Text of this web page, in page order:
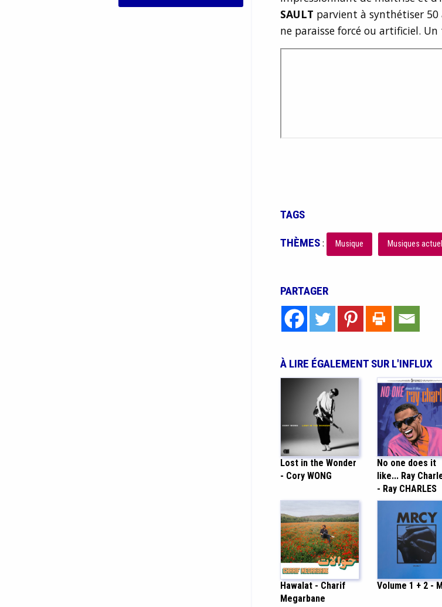
SAULT parvient à synthétiser 50
ne paraisse forcé ou artificiel. Un
TAGS
THÈMES: Musique Musiques
PARTAGER
À LIRE ÉGALEMENT SUR L'INFLUX
Lost in the Wonder
- Cory WONG
No one does it
like... Ray
- Ray CHARLES
Hawalat - Charif
Megarbane
Volume 1 + 2 -